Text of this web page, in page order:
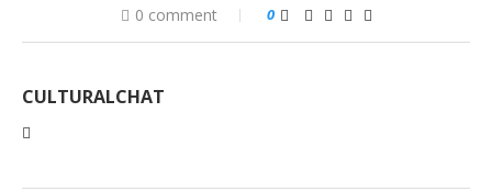
0 comment 0
CULTURALCHAT